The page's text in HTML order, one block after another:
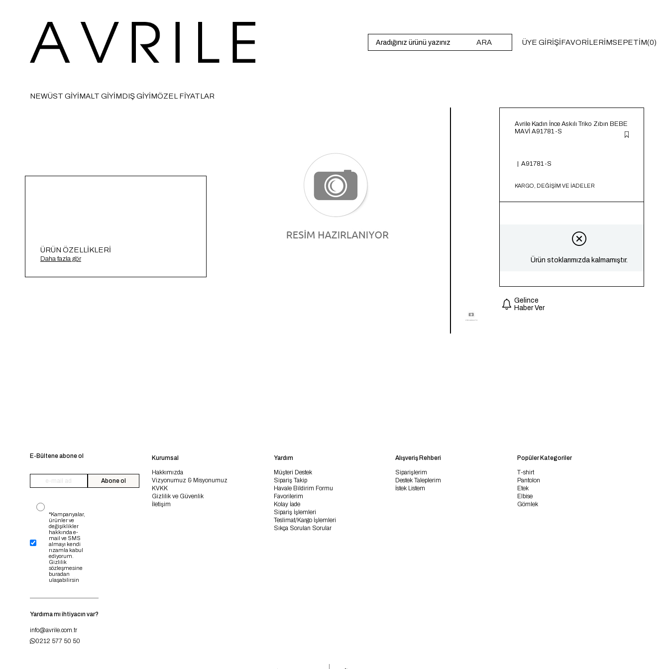
ARA ÜYE GIRIŞIFAVORILERIMSEPETIM 0
NEWÜST GİYİMALT GİYİMDIŞ GİYİMÖZEL FİYATLAR
ÜRÜN ÖZELLIKLERI
İnce Askılı Triko Zıbın A91781-S
Daha fazla gör
Avrile Kadın İnce Askılı Triko Zıbın BEBE
MAVİ A91781-S
A91781-S
KARGO, DEĞİŞİM VE İADELER
Ürün stoklarımızda kalmamıştır.
Gelince
Haber Ver
E-Bültene abone ol
Abone ol
*Kampanyalar,
ürünler ve
değişiklikler
hakkında e-
mail ve SMS
almayı kendi
rızamla kabul
ediyorum.
Gizlilik
sözleşmesine
buradan
ulaşabilirsin
Yardıma mı ihtiyacın var?
info@avrile.com.tr
0212 577 50 50
Kurumsal
Hakkımızda
Vizyonumuz & Misyonumuz
KVKK
Gizlilik ve Güvenlik
İletişim
Yardım
Müşteri Destek
Sipariş Takip
Havale Bildirim Formu
Favorilerim
Kolay İade
Sipariş İşlemleri
Teslimat/Kargo İşlemleri
Sıkça Sorulan Sorular
Alışveriş Rehberi
Siparişlerim
Destek Taleplerim
İstek Listem
Popüler Kategoriler
T-shirt
Pantolon
Etek
Elbise
Gömlek